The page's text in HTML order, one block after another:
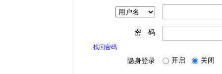
密 码
找回密码
隐身登录 开启 关闭